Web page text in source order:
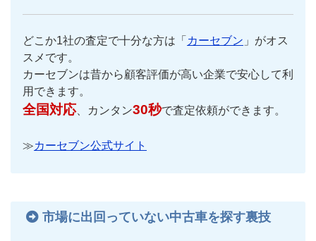
どこか1社の査定で十分な方は「 カーセブン 」がオス
スメです。
カーセブンは昔から顧客評価が高い企業で安心して利
用できます。
全国対応、カンタン30秒で査定依頼ができます。
≫カーセブン公式サイト
市場に出回っていない中古車を探す裏技